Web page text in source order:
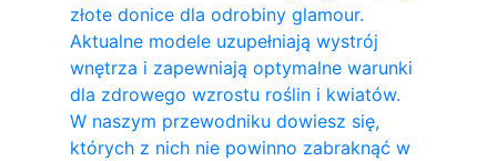
złote donice dla odrobiny glamour.
Aktualne modele uzupełniają wystrój
wnętrza i zapewniają optymalne warunki
dla zdrowego wzrostu roślin i kwiatów.
W naszym przewodniku dowiesz się,
których z nich nie powinno zabraknąć w